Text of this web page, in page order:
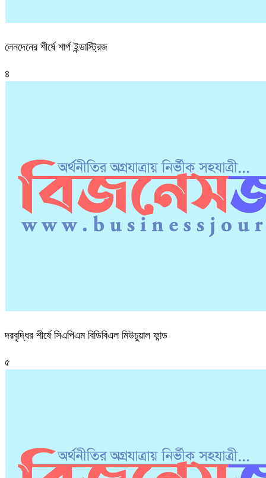
লেনদেনের শীর্ষে শার্প ইন্ডাস্ট্রিজ
৪
দরবৃদ্ধির শীর্ষে সিএপিএম বিডিবিএল মিউচুয়াল ফান্ড
৫